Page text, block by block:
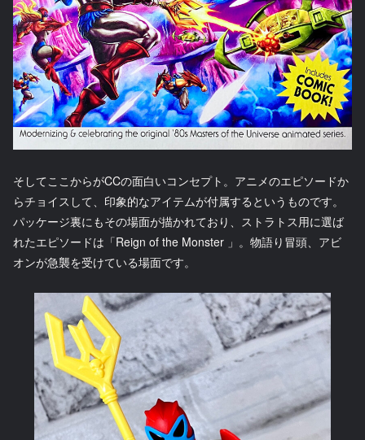
そしてここからがCCの面白いコンセプト。アニメのエピソードか
らチョイスして、印象的なアイテムが付属するというものです。
パッケージ裏にもその場面が描かれており、ストラトス用に選ば
れたエピソードは「Reign of the Monster 」。物語り冒頭、アビ
オンが急襲を受けている場面です。